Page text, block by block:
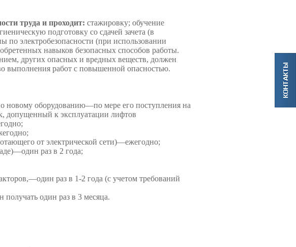
труда и проходит: стажировку; обучение
подготовку со сдачей зачета (в
по электробезопасности (при использовании
навыков безопасных способов работы.
других опасных и вредных веществ, должен
выполнения работ с повышенной опасностью.
новому оборудованию—по мере его поступления на
допущенный к эксплуатации лифтов
от электрической сети)—ежегодно;
раз в 2 года;
раз в 1-2 года (с учетом требований
один раз в 3 месяца.